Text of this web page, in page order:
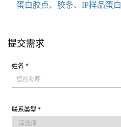
蛋白胶点、胶条、IP样品蛋
提交需求
姓名 *
联系类型 *